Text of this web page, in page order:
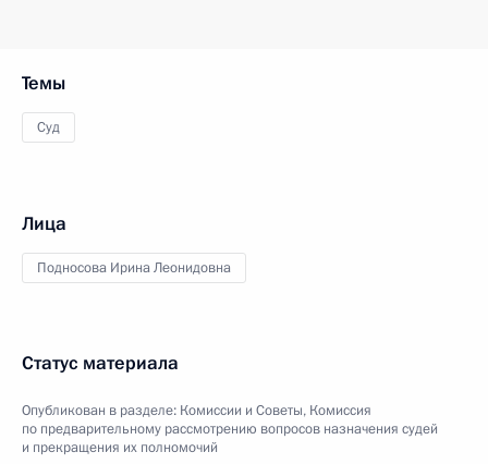
Темы
Суд
Лица
Подносова Ирина Леонидовна
Статус материала
Опубликован в разделе: Комиссии и Советы, Комиссия
по предварительному рассмотрению вопросов назначения судей
и прекращения их полномочий